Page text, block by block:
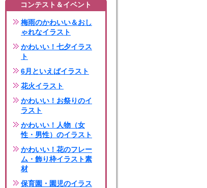
コンテスト＆イベント
梅雨のかわいい＆おし
ゃれなイラスト
かわいい！七夕イラス
ト
6月といえばイラスト
花火イラスト
かわいい！お祭りのイ
ラスト
かわいい！人物（女
性・男性）のイラスト
かわいい！花のフレー
ム・飾り枠イラスト素
材
保育園・園児のイラス